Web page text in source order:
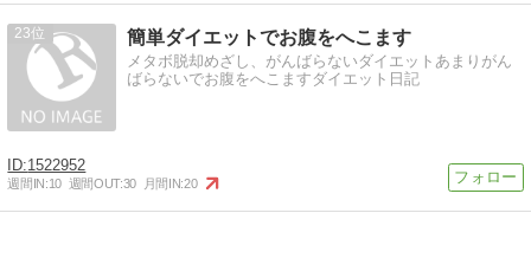
23 簡単ダイエットでお腹をへこます
メタボ脱却めざし、がんばらないダイエットあまりがん
ばらないでお腹をへこますダイエット日記
1522952
週間IN:10 週間OUT:30 月間IN:20